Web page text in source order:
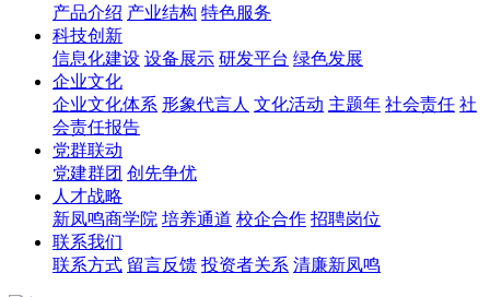
产品介绍 产业结构 特色服务
科技创新
信息化建设 设备展示 研发平台 绿色发展
企业文化
企业文化体系 形象代言人 文化活动 主题年 社会责任 社
会责任报告
党群联动
党建群团 创先争优
人才战略
新凤鸣商学院 培养通道 校企合作 招聘岗位
联系我们
联系方式 留言反馈 投资者关系 清廉新凤鸣